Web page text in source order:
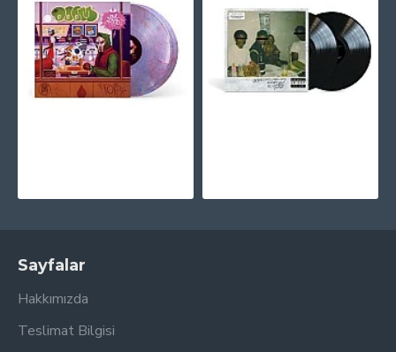
Sayfalar
Hakkımızda
Teslimat Bilgisi